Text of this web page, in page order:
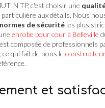
TP, c'est choisir une
aux détails. Nous
normes de sécurité les plus
enrobe pour cour à Belleville
composée de professionnels
qui fait de nous le
et